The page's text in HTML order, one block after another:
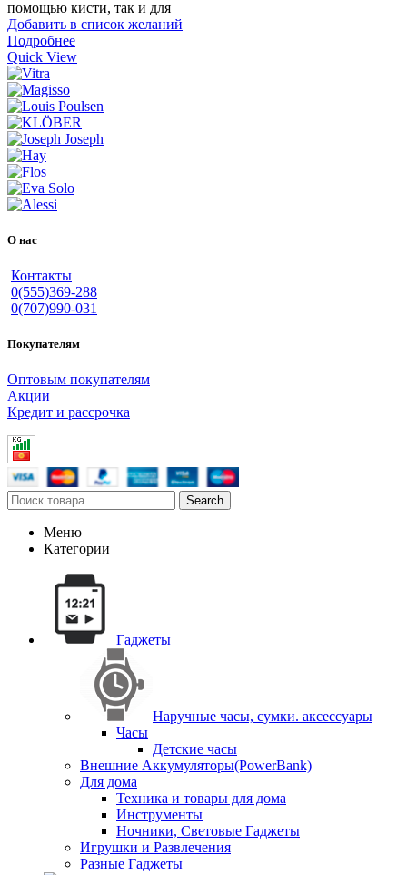
помощью кисти, так и для
Добавить в список желаний
Подробнее
Quick View
О нас
Контакты
0(555)369-288
0(707)990-031
Покупателям
Оптовым покупателям
Акции
Кредит и рассрочка
Search
Меню
Категории
Гаджеты
Наручные часы, сумки. аксессуары
Часы
Детские часы
Внешние Аккумуляторы(PowerBank)
Для дома
Техника и товары для дома
Инструменты
Ночники, Световые Гаджеты
Игрушки и Развлечения
Разные Гаджеты